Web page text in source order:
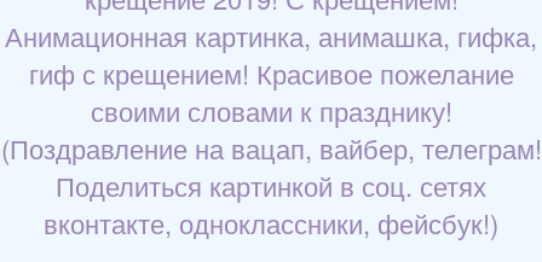
Анимационная картинка, анимашка, гифка,
гиф с крещением! Красивое пожелание
своими словами к празднику!
(Поздравление на вацап, вайбер, телеграм!
Поделиться картинкой в соц. сетях
вконтакте, одноклассники, фейсбук!)